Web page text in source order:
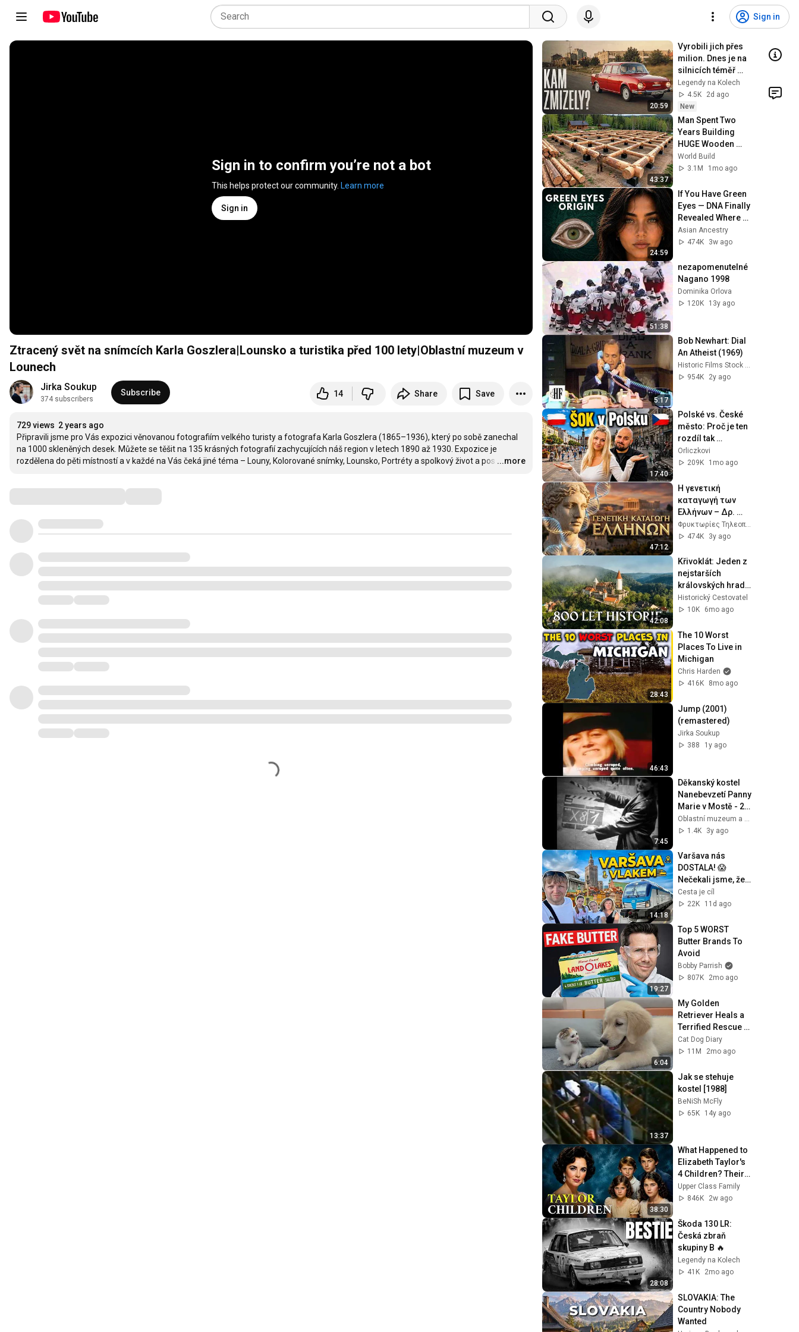
Sign in
Sign in to confirm you’re not a bot
This helps protect our community. Learn more
Sign in
Ztracený svět na snímcích Karla Goszlera|Lounsko a turistika před 100 lety|Oblastní muzeum v
Lounech
Jirka Soukup
374 subscribers
Subscribe 14 Share Save
729 views 2 years ago
Připravili jsme pro Vás expozici věnovanou fotografiím velkého turisty a fotografa Karla Goszlera (1865–1936), který po sobě zanechal
na 1000 skleněných desek. Můžete se těšit na 135 krásných fotografií zachycujících náš region v letech 1890 až 1930. Expozice je
rozdělena do pěti místností a v každé na Vás čeká jiné téma – Louny, Kolorované snímky, Lounsko, Portréty a spolkový život a pos …
...more
20:59
Vyrobili jich přes
milion. Dnes je na
silnicích téměř
nepotkáte – Škoda
100/110
Legendy na Kolech
4.5K
2d ago
New
43:37
Man Spent Two
Years Building
HUGE Wooden
House for his
Family | Start to
@bjornbrenton
World Build
3.1M
1mo ago
24:59
If You Have Green
Eyes — DNA Finally
Revealed Where
They Really Come
From
Asian Ancestry
474K
3w ago
51:38
nezapomenutelné
Nagano 1998
Dominika Orlova
120K
13y ago
5:17
Bob Newhart: Dial
An Atheist (1969)
Historic Films Stock Footage Archive
954K
2y ago
17:40
Polské vs. České
město: Proč je ten
rozdíl tak
EXTRÉMNÍ?
(Bielsko-Biała)
Orliczkovi
209K
1mo ago
47:12
Η γενετική
καταγωγή των
Ελλήνων – Δρ.
Κωνσταντίνος
Τριανταφυλλίδης
474K
3y ago
42:08
Křivoklát: Jeden z
nejstarších
královských hradů
Čech
Historický Cestovatel
10K
6mo ago
28:43
The 10 Worst
Places To Live in
Michigan
Chris Harden
416K
8mo ago
46:43
Jump (2001)
(remastered)
Jirka Soukup
388
1y ago
7:45
Děkanský kostel
Nanebevzetí Panny
Marie v Mostě - 2.
část Přesun
kostela
1.4K
3y ago
14:18
Varšava nás
DOSTALA! 😱
Nečekali jsme, že
to bude TAKOVÉ...
🚆✅
Cesta je cíl
22K
11d ago
19:27
Top 5 WORST
Butter Brands To
Avoid
Bobby Parrish
807K
2mo ago
6:04
My Golden
Retriever Heals a
Terrified Rescue
Kitten in Just 3
Meetings!
Cat Dog Diary
11M
2mo ago
13:37
Jak se stehuje
kostel [1988]
BeNiSh McFly
65K
14y ago
38:30
What Happened to
Elizabeth Taylor's
4 Children? Their
Lives Today
Upper Class Family
846K
2w ago
28:08
Škoda 130 LR:
Česká zbraň
skupiny B 🔥
Legendy na Kolech
41K
2mo ago
SLOVAKIA: The
Country Nobody
Wanted